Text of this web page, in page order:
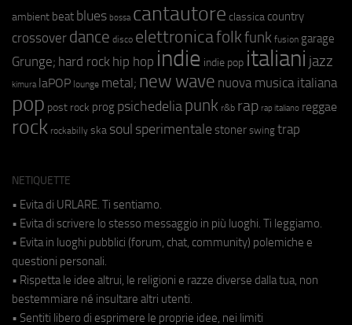
ambient beat blues bossa cantautore classica country
crossover dance disco elettronicafolkfunk fusion garage
Grunge; hard rock hip hop indie indie pop italiani jazz
kimura laPOP lounge metal; new wave nuova musica italiana
pop post rock prog psichedeliapunk r&b rap rap italiano reggae
rock rockabilly ska soul sperimentale stoner swing trap
NETIQUETTE
• Evita di URLARE. Ti sentiamo.
• Evita di scrivere lo stesso messaggio in più luoghi. Ti leggiamo.
• Evita in luoghi pubblici (forum, chat, community) polemiche e
questioni personali.
• Rispetta le idee altrui, le religioni e razze diverse dalla tua, non
bestemmiare né insultare altri utenti.
• Sentiti libero di esprimere le proprie idee, nei limiti